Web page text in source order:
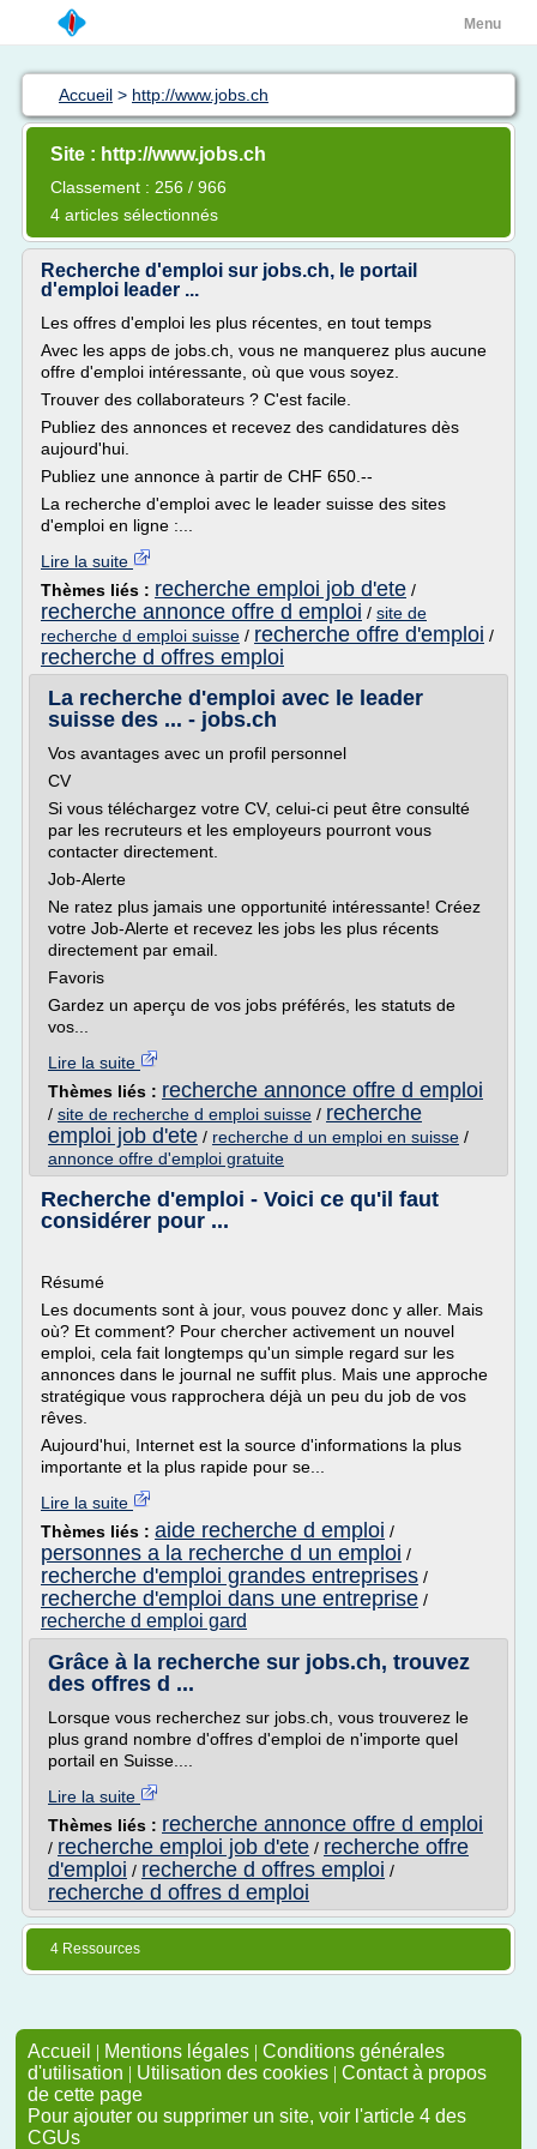
Menu
Accueil > http://www.jobs.ch
Site : http://www.jobs.ch
Classement : 256 / 966
4 articles sélectionnés
Recherche d'emploi sur jobs.ch, le portail
d'emploi leader ...
Les offres d'emploi les plus récentes, en tout temps
Avec les apps de jobs.ch, vous ne manquerez plus aucune
offre d'emploi intéressante, où que vous soyez.
Trouver des collaborateurs ? C'est facile.
Publiez des annonces et recevez des candidatures dès
aujourd'hui.
Publiez une annonce à partir de CHF 650.--
La recherche d'emploi avec le leader suisse des sites
d'emploi en ligne :...
Lire la suite
Thèmes liés : recherche emploi job d'ete /
recherche annonce offre d emploi / site de
recherche d emploi suisse / recherche offre d'emploi /
recherche d offres emploi
La recherche d'emploi avec le leader
suisse des ... - jobs.ch
Vos avantages avec un profil personnel
CV
Si vous téléchargez votre CV, celui-ci peut être consulté
par les recruteurs et les employeurs pourront vous
contacter directement.
Job-Alerte
Ne ratez plus jamais une opportunité intéressante! Créez
votre Job-Alerte et recevez les jobs les plus récents
directement par email.
Favoris
Gardez un aperçu de vos jobs préférés, les statuts de
vos...
Lire la suite
Thèmes liés : recherche annonce offre d emploi
/ site de recherche d emploi suisse / recherche
emploi job d'ete / recherche d un emploi en suisse /
annonce offre d'emploi gratuite
Recherche d'emploi - Voici ce qu'il faut
considérer pour ...
Résumé
Les documents sont à jour, vous pouvez donc y aller. Mais
où? Et comment? Pour chercher activement un nouvel
emploi, cela fait longtemps qu'un simple regard sur les
annonces dans le journal ne suffit plus. Mais une approche
stratégique vous rapprochera déjà un peu du job de vos
rêves.
Aujourd'hui, Internet est la source d'informations la plus
importante et la plus rapide pour se...
Lire la suite
Thèmes liés : aide recherche d emploi /
personnes a la recherche d un emploi /
recherche d'emploi grandes entreprises /
recherche d'emploi dans une entreprise /
recherche d emploi gard
Grâce à la recherche sur jobs.ch, trouvez
des offres d ...
Lorsque vous recherchez sur jobs.ch, vous trouverez le
plus grand nombre d'offres d'emploi de n'importe quel
portail en Suisse....
Lire la suite
Thèmes liés : recherche annonce offre d emploi
/ recherche emploi job d'ete / recherche offre
d'emploi / recherche d offres emploi /
recherche d offres d emploi
4 Ressources
Accueil | Mentions légales | Conditions générales
d'utilisation | Utilisation des cookies | Contact à propos
de cette page
Pour ajouter ou supprimer un site, voir l'article 4 des
CGUs